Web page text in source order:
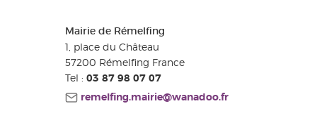
Mairie de Rémelfing
1, place du Château
57200 Rémelfing France
Tel : 03 87 98 07 07
remelfing.mairie@wanadoo.fr